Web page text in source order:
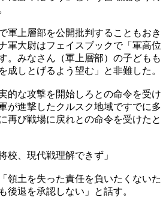
軍上層部を公開批判することもおき
軍大尉はフェイスブックで「軍高位
。みなさん（軍上層部）の子どもも
成しとげるよう望む」と非難した。
的な攻撃を開始しろとの命令を受け
が進撃したクルスク地域ですでに多
再び戦場に戻れとの命令を受けたと
、現代戦理解できず」
領土を失った責任を負いたくないた
後退を承認しない」と話す。